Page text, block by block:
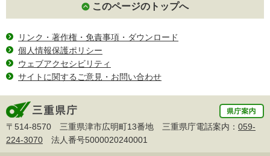
このページのトップへ
リンク・著作権・免責事項・ダウンロード
個人情報保護ポリシー
ウェブアクセシビリティ
サイトに関するご意見・お問い合わせ
〒514-8570 三重県津市広明町13番地 三重県庁電話案内： 059-
224-3070 法人番号5000020240001